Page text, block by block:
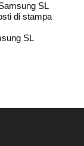
SL
di stampa
SL